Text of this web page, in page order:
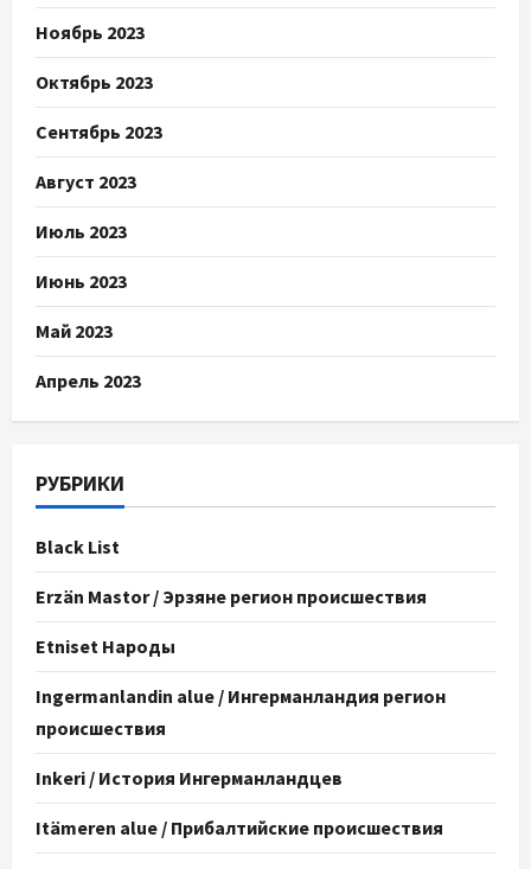
Ноябрь 2023
Октябрь 2023
Сентябрь 2023
Август 2023
Июль 2023
Июнь 2023
Май 2023
Апрель 2023
РУБРИКИ
Black List
Erzän Mastor / Эрзяне регион происшествия
Etniset Народы
Ingermanlandin alue / Ингерманландия регион
происшествия
Inkeri / История Ингерманландцев
Itämeren alue / Прибалтийские происшествия